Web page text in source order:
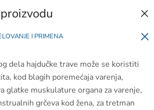
I PRIMENA
dela hajdučke trave može se koristiti
kod blagih poremećaja varenja,
glatke muskulature organa za varenje,
grčeva kod žena, za tretman